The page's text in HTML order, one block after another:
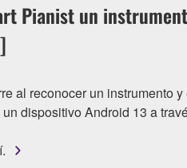
Pianist un
al reconocer un
dispositivo Android 13 a